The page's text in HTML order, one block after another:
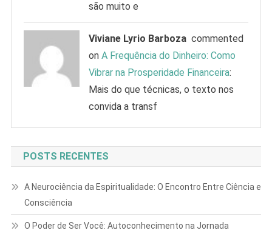
são muito e
Viviane Lyrio Barboza commented
onA Frequência do Dinheiro: Como
Vibrar na Prosperidade Financeira:
Mais do que técnicas, o texto nos
convida a transf
POSTS RECENTES
A Neurociência da Espiritualidade: O Encontro Entre Ciência e
Consciência
O Poder de Ser Você: Autoconhecimento na Jornada